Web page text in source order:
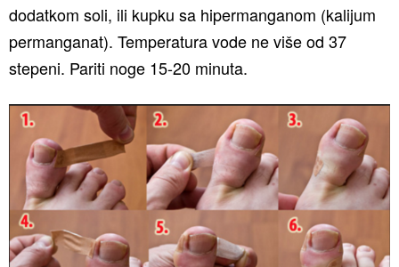
dodatkom soli, ili kupku sa hipermanganom (kalijum
permanganat). Temperatura vode ne više od 37
stepeni. Pariti noge 15-20 minuta.